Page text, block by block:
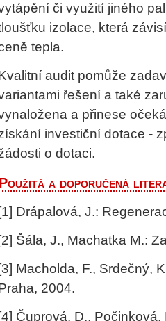
či využití jiného
izolace, která
tepla.
audit pomůže
řešení a také
a přinese
investiční dotace -
o dotaci.
Použitá a doporučená
[1] Drápalová, J.:
[2] Šála, J., Machatka M.:
[3] Macholda, F., Srdečný,
2004.
[4] Čuprová, D.,